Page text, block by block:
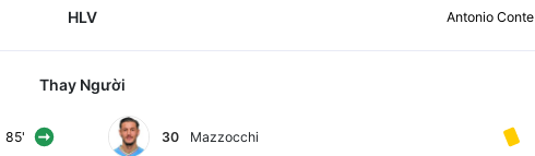
HLV Antonio Conte
Thay Người
85' 30 Mazzocchi